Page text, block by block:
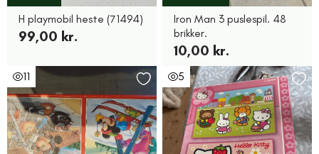
H playmobil heste (71494)
99,00 kr.
Iron Man 3 puslespil. 48
brikker.
10,00 kr.
11 5